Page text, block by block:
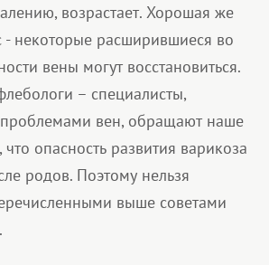
возрастает. Хорошая же
- некоторые расширившиеся во
вены могут восстановиться.
– специалисты,
вен, обращают наше
опасность развития варикоза
родов. Поэтому нельзя
выше советами